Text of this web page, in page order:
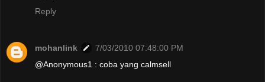
Reply
mohanlink
7/03/2010 07:48:00 PM
@Anonymous1 : coba yang calmsell